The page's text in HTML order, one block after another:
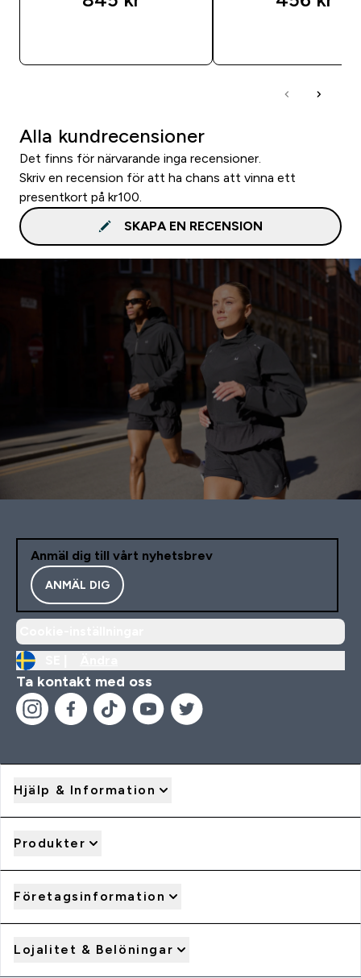
Alla kundrecensioner
Det finns för närvarande inga recensioner.
Skriv en recension för att ha chans att vinna ett
presentkort på kr100.
SKAPA EN RECENSION
Anmäl dig till vårt nyhetsbrev
ANMÄL DIG
Ta kontakt med oss
Hjälp & Information
Produkter
Företagsinformation
Lojalitet & Belöningar